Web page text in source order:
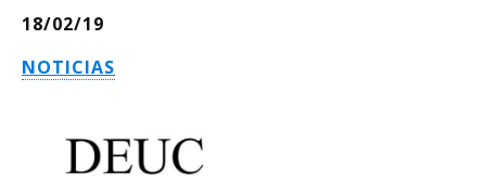
18/02/19
NOTICIAS